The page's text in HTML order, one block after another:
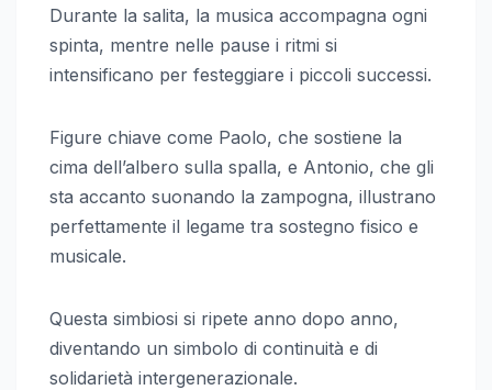
Durante la salita, la musica accompagna ogni
spinta, mentre nelle pause i ritmi si
intensificano per festeggiare i piccoli successi.
Figure chiave come Paolo, che sostiene la
cima dell’albero sulla spalla, e Antonio, che gli
sta accanto suonando la zampogna, illustrano
perfettamente il legame tra sostegno fisico e
musicale.
Questa simbiosi si ripete anno dopo anno,
diventando un simbolo di continuità e di
solidarietà intergenerazionale.